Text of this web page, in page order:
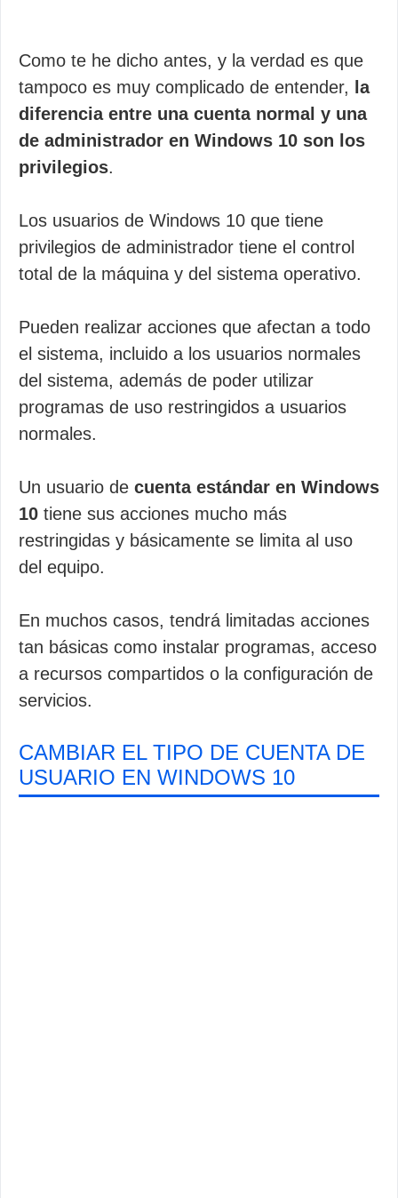
Como te he dicho antes, y la verdad es que
tampoco es muy complicado de entender,
la
diferencia entre una cuenta normal y una
de administrador en Windows 10 son los
privilegios.
Los usuarios de Windows 10 que tiene
privilegios de administrador tiene el control
total de la máquina y del sistema operativo.
Pueden realizar acciones que afectan a todo
el sistema, incluido a los usuarios normales
del sistema, además de poder utilizar
programas de uso restringidos a usuarios
normales.
Un usuario de cuenta estándar en Windows
10 tiene sus acciones mucho más
restringidas y básicamente se limita al uso
del equipo.
En muchos casos, tendrá limitadas acciones
tan básicas como instalar programas, acceso
a recursos compartidos o la configuración de
servicios.
CAMBIAR EL TIPO DE CUENTA DE
USUARIO EN WINDOWS 10